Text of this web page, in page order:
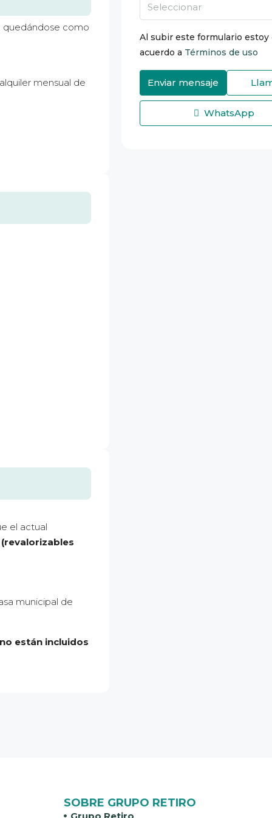
quedándose como
mensual de
el actual
municipal de
están incluidos
Seleccionar
Al subir este formulario estoy
acuerdo a Términos de uso
Enviar mensaje
WhatsApp
SOBRE GRUPO RETIRO
Grupo Retiro